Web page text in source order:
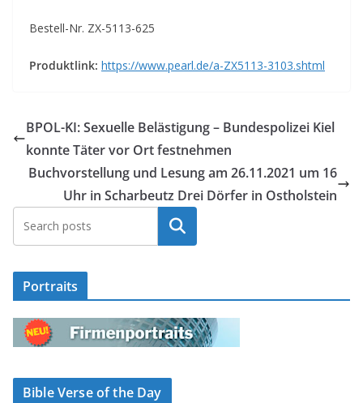
Bestell-Nr. ZX-5113-625
Produktlink: https://www.pearl.de/a-ZX5113-3103.shtml
BPOL-KI: Sexuelle Belästigung – Bundespolizei Kiel
konnte Täter vor Ort festnehmen
Buchvorstellung und Lesung am 26.11.2021 um 16
Uhr in Scharbeutz Drei Dörfer in Ostholstein
Suchen
Portraits
Bible Verse of the Day